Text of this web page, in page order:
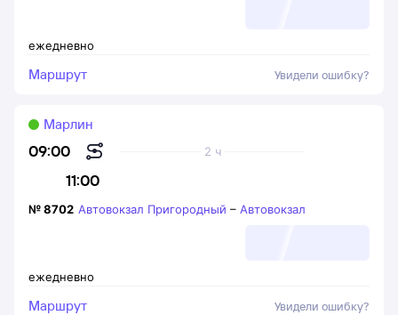
ежедневно
Маршрут Увидели ошибку?
09:00
11:00
2 ч
Марлин
ежедневно
№8702 Автовокзал Пригородный – Автовокзал
Маршрут Увидели ошибку?